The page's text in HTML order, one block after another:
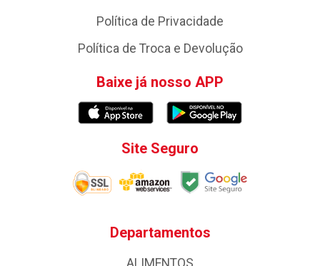
Política de Privacidade
Política de Troca e Devolução
Baixe já nosso APP
Site Seguro
Departamentos
ALIMENTOS